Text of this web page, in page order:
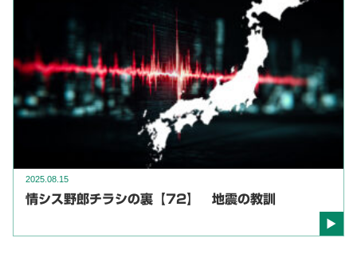
2025.08.15
情シス野郎チラシの裏【72】 地震の教訓